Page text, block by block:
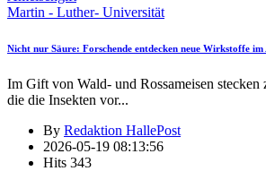
Martin - Luther- Universität
Nicht nur Säure: Forschende entdecken neue Wirkstoffe im
Im Gift von Wald- und Rossameisen stecken
die die Insekten vor...
By Redaktion HallePost
2026-05-19 08:13:56
Hits 343